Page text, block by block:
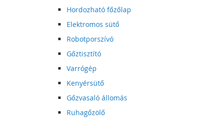
Hordozható főzőlap
Elektromos sütő
Robotporszívó
Gőztisztító
Varrógép
Kenyérsütő
Gőzvasaló állomás
Ruhagőzölő